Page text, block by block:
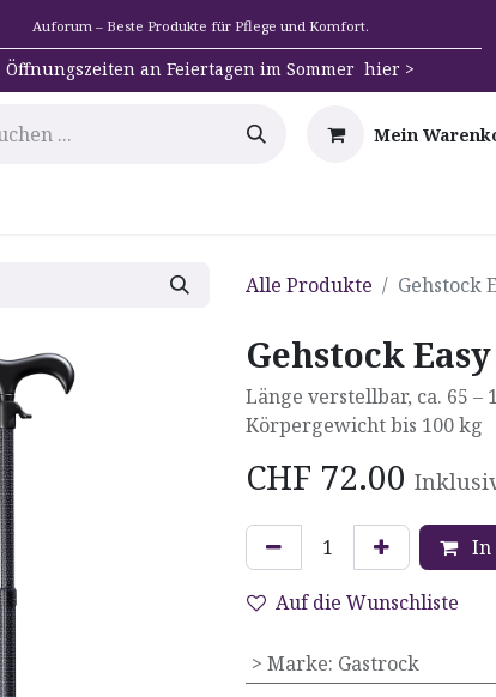
Auforum – Beste Produkte für Pflege und Komfort.
Öffnungszeiten an Feiertagen im Sommer hier >
Mein
Alle Produkte Gehstock
Gehstock
Länge verstellbar, ca. 65 –
Körpergewicht bis 100 kg
CHF 72.00
In
Auf die Wunschliste
> Marke: Gastrock